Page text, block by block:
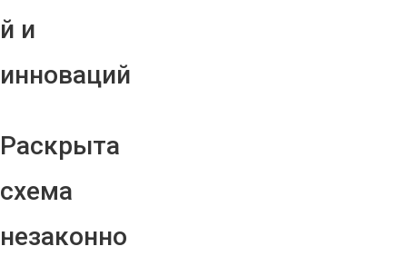
й и
инноваций
Раскрыта
схема
незаконно